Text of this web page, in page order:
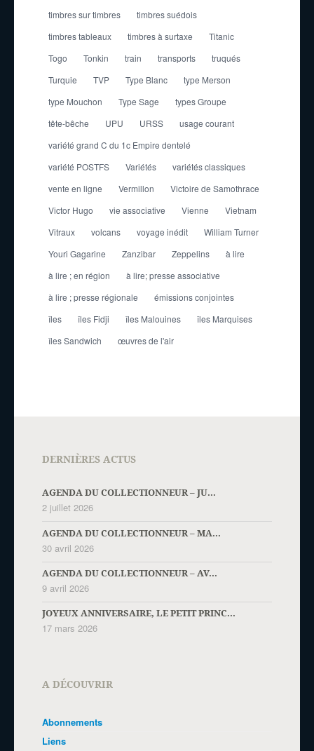
timbres sur timbres
timbres suédois
timbres tableaux
timbres à surtaxe
Titanic
Togo
Tonkin train transports
truqués
Turquie
TVP Type Blanc
type Merson
type Mouchon
Type Sage
types Groupe
tête-bêche
UPU URSS
usage courant
variété grand C du 1c Empire dentelé
variété POSTFS
Variétés
variétés classiques
vente en ligne
Vermillon
Victoire de Samothrace
Victor Hugo
vie associative Vienne
Vietnam
Vitraux
volcans voyage inédit
William Turner
Youri Gagarine
Zanzibar Zeppelins
à lire
à lire ; en région
à lire; presse associative
à lire ; presse régionale
émissions conjointes
îles
îles Fidji îles Malouines
îles Marquises
îles Sandwich
œuvres de l'air
DERNIÈRES ACTUS
AGENDA DU COLLECTIONNEUR – JU...
2 juillet 2026
AGENDA DU COLLECTIONNEUR – MA...
30 avril 2026
AGENDA DU COLLECTIONNEUR – AV...
9 avril 2026
JOYEUX ANNIVERSAIRE, LE PETIT PRINC...
17 mars 2026
A DÉCOUVRIR
Abonnements
Liens